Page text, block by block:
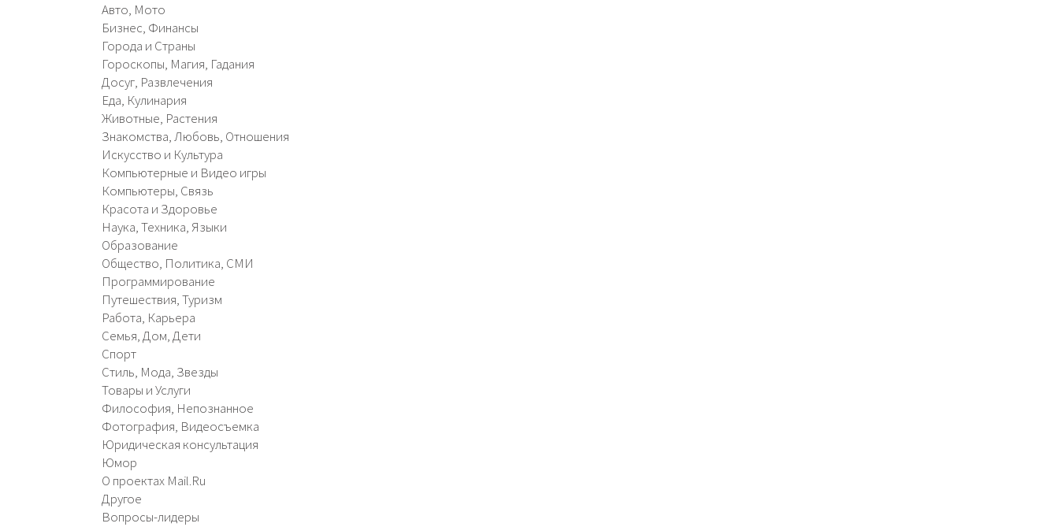
Авто, Мото
Бизнес, Финансы
Города и Страны
Гороскопы, Магия, Гадания
Досуг, Развлечения
Еда, Кулинария
Животные, Растения
Знакомства, Любовь, Отношения
Искусство и Культура
Компьютерные и Видео игры
Компьютеры, Связь
Красота и Здоровье
Наука, Техника, Языки
Образование
Общество, Политика, СМИ
Программирование
Путешествия, Туризм
Работа, Карьера
Семья, Дом, Дети
Спорт
Стиль, Мода, Звезды
Товары и Услуги
Философия, Непознанное
Фотография, Видеосъемка
Юридическая консультация
Юмор
О проектах Mail.Ru
Другое
Вопросы-лидеры